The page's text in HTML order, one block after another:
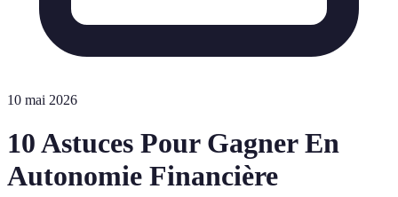
10 mai 2026
10 Astuces Pour Gagner En
Autonomie Financière